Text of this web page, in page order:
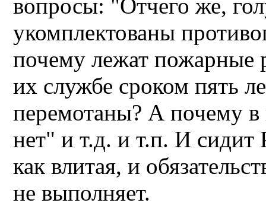
вопросы: "Отчего же,
укомплектованы
почему лежат пожарные
их службе сроком пять
перемотаны? А почему
нет" и т.д. и т.п. И сидит
как влитая, и
не выполняет.